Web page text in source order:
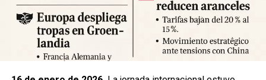
la ciudadanía priorizar la seguridad y la cooperación con
los equipos de respuesta.
Fuente: 5to Poder Agencia de Noticias